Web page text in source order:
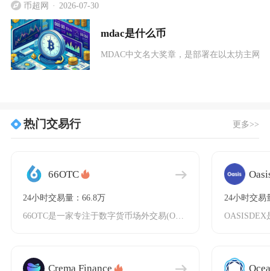
币超网 2026-07-30
mdac是什么币
MDAC中文名大奖章，是部署在以太坊主网
热门交易行 更多>>
66OTC
24小时交易量：66.8万
Crema Finance
24小时交易